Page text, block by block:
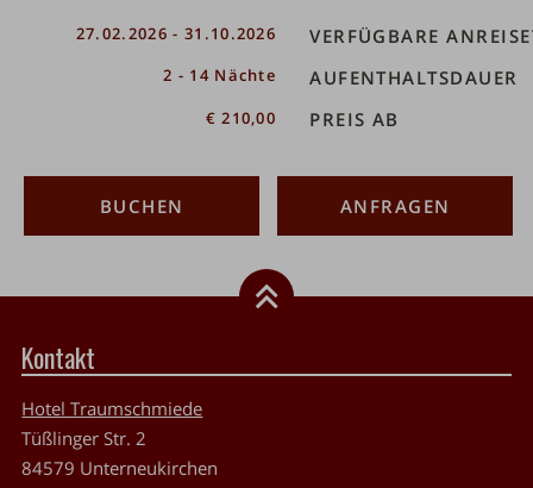
VERFÜGBARE
27.02.2026 - 31.10.2026
AUFENTHALTSDAUER
2 - 14 Nächte
PREIS AB
€ 210,00
BUCHEN ANFRAGEN
Kontakt
Hotel Traumschmiede
Tüßlinger Str. 2
84579 Unterneukirchen